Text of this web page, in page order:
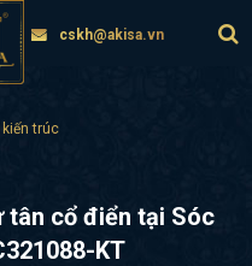
cskh@akisa.vn
trúc
tân cổ điển tại Sóc
KT